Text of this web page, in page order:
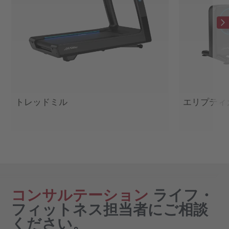
トレッドミル エリプテ
コンサルテーション ライフ・
フィットネス担当者にご相談
ください。